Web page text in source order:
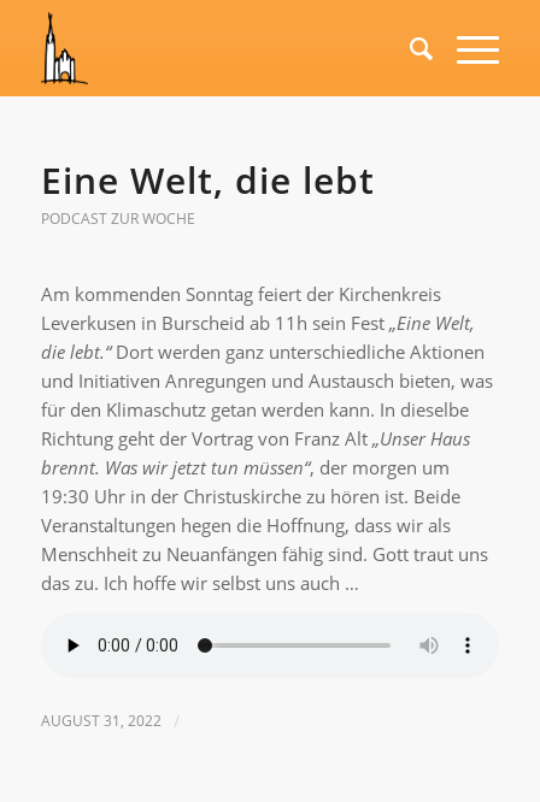
Eine Welt, die lebt
PODCAST ZUR WOCHE
Am kommenden Sonntag feiert der Kirchenkreis
Leverkusen in Burscheid ab 11h sein Fest „Eine Welt,
die lebt.“Dort werden ganz unterschiedliche Aktionen
und Initiativen Anregungen und Austausch bieten, was
für den Klimaschutz getan werden kann. In dieselbe
Richtung geht der Vortrag von Franz Alt „Unser Haus
brennt. Was wir jetzt tun müssen“, der morgen um
19:30 Uhr in der Christuskirche zu hören ist. Beide
Veranstaltungen hegen die Hoffnung, dass wir als
Menschheit zu Neuanfängen fähig sind. Gott traut uns
das zu. Ich hoffe wir selbst uns auch …
AUGUST 31, 2022 /